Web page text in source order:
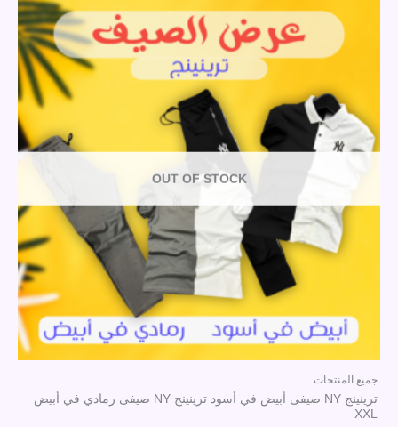
OUT OF STOCK
جميع المنتجات
ترينينج NY صيفى أبيض في أسود ترينينج NY صيفى رمادي في أبيض
XXL